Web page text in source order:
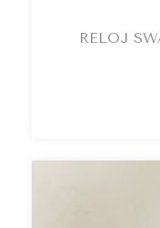
RELOJ